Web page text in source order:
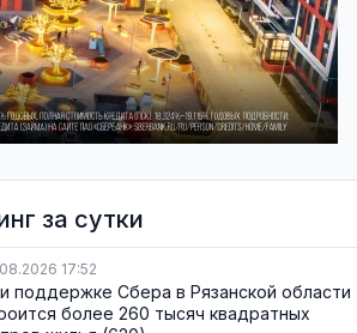
за сутки
17:52
поддержке Сбера в Рязанской области
более 260 тысяч квадратных